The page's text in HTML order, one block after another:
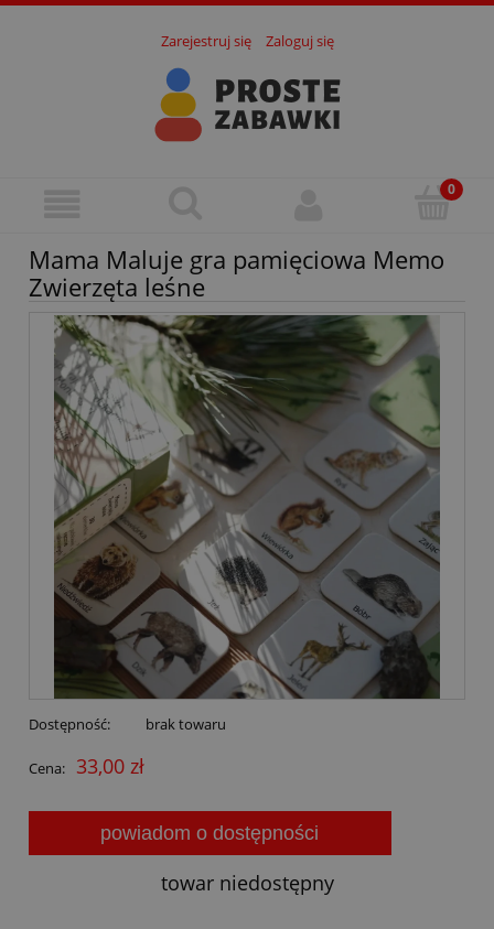
Zarejestruj się Zaloguj się
Mama Maluje gra pamięciowa Memo
Zwierzęta leśne
Dostępność: brak towaru
Cena: 33,00 zł
powiadom o dostępności
towar niedostępny